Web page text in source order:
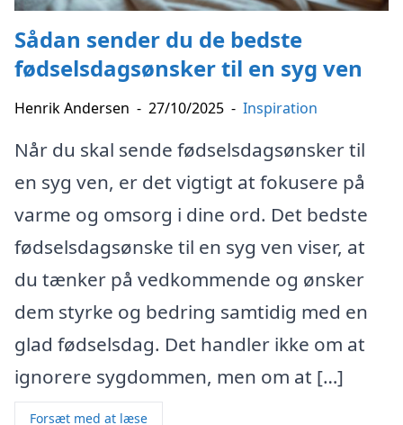
Sådan sender du de bedste
fødselsdagsønsker til en syg ven
Henrik Andersen - 27/10/2025 - Inspiration
Når du skal sende fødselsdagsønsker til
en syg ven, er det vigtigt at fokusere på
varme og omsorg i dine ord. Det bedste
fødselsdagsønske til en syg ven viser, at
du tænker på vedkommende og ønsker
dem styrke og bedring samtidig med en
glad fødselsdag. Det handler ikke om at
ignorere sygdommen, men om at […]
Forsæt med at læse